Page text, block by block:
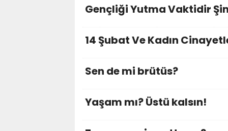
Gençliği Yutma Vaktidir
14 Şubat Ve Kadın
Sen de mi brütüs?
Yaşam mı? Üstü kalsın!